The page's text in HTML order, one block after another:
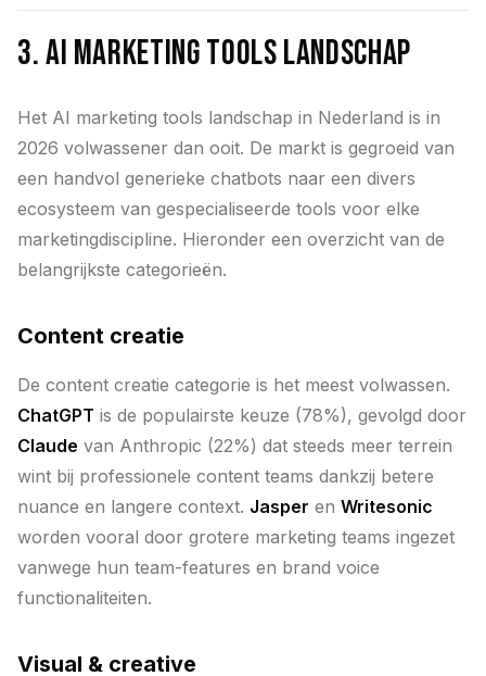
3. AI Marketing Tools Landschap
Het AI marketing tools landschap in Nederland is in
2026 volwassener dan ooit. De markt is gegroeid van
een handvol generieke chatbots naar een divers
ecosysteem van gespecialiseerde tools voor elke
marketingdiscipline. Hieronder een overzicht van de
belangrijkste categorieën.
Content creatie
De content creatie categorie is het meest volwassen.
ChatGPT is de populairste keuze (78%), gevolgd door
Claude van Anthropic (22%) dat steeds meer terrein
wint bij professionele content teams dankzij betere
nuance en langere context. Jasper en Writesonic
worden vooral door grotere marketing teams ingezet
vanwege hun team-features en brand voice
functionaliteiten.
Visual & creative